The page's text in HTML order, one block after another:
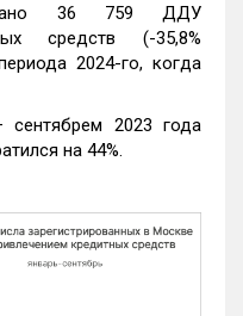
36 759 ДДУ
средств (-35,8%
2024-го, когда
2023 года
на 44%.